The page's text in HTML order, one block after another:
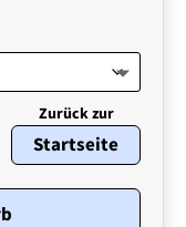
Startseite